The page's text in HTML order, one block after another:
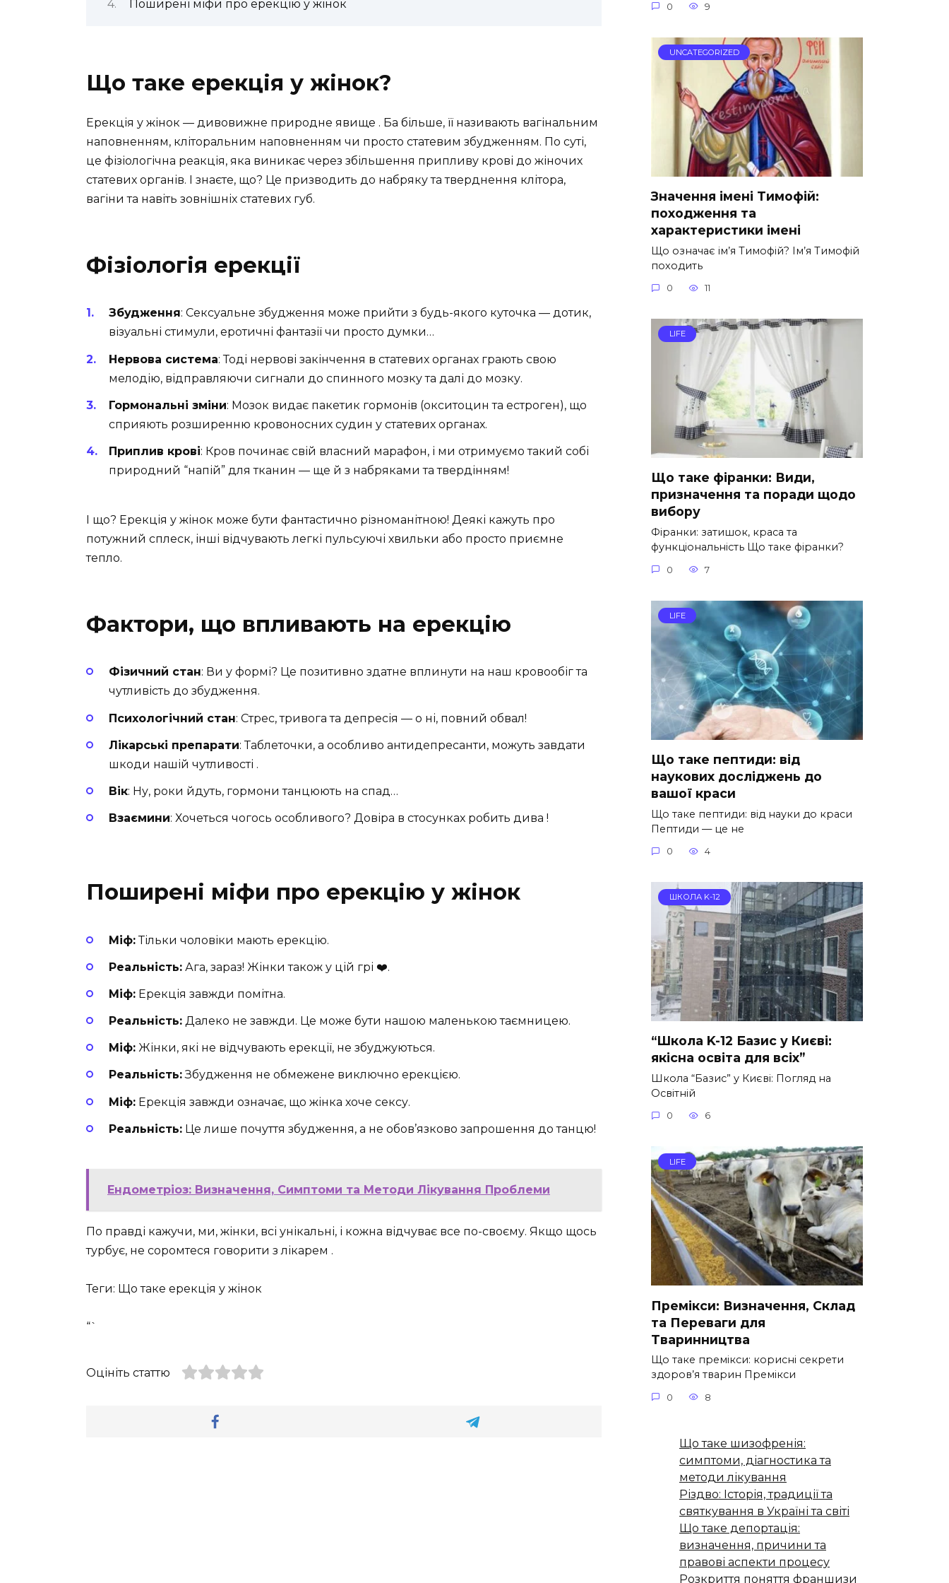
Поширені міфи про ерекцію у жінок
Що таке ерекція у жінок?
Ерекція у жінок — дивовижне природне явище . Ба більше, її називають вагінальним
наповненням, кліторальним наповненням чи просто статевим збудженням. По суті,
це фізіологічна реакція, яка виникає через збільшення припливу крові до жіночих
статевих органів. І знаєте, що? Це призводить до набряку та тверднення клітора,
вагіни та навіть зовнішніх статевих губ.
Фізіологія ерекції
Збудження: Сексуальне збудження може прийти з будь-якого куточка — дотик,
візуальні стимули, еротичні фантазії чи просто думки…
Нервова система: Тоді нервові закінчення в статевих органах грають свою
мелодію, відправляючи сигнали до спинного мозку та далі до мозку.
Гормональні зміни: Мозок видає пакетик гормонів (окситоцин та естроген), що
сприяють розширенню кровоносних судин у статевих органах.
Приплив крові: Кров починає свій власний марафон, і ми отримуємо такий собі
природний “напій” для тканин — ще й з набряками та твердінням!
І що? Ерекція у жінок може бути фантастично різноманітною! Деякі кажуть про
потужний сплеск, інші відчувають легкі пульсуючі хвильки або просто приємне
тепло.
Фактори, що впливають на ерекцію
Фізичний стан: Ви у формі? Це позитивно здатне вплинути на наш кровообіг та
чутливість до збудження.
Психологічний стан: Стрес, тривога та депресія — о ні, повний обвал!
Лікарські препарати: Таблеточки, а особливо антидепресанти, можуть завдати
шкоди нашій чутливості .
Вік: Ну, роки йдуть, гормони танцюють на спад…
Взаємини: Хочеться чогось особливого? Довіра в стосунках робить дива !
Поширені міфи про ерекцію у жінок
Міф:Тільки чоловіки мають ерекцію.
Реальність: Ага, зараз! Жінки також у цій грі ❤️.
Міф: Ерекція завжди помітна.
Реальність: Далеко не завжди. Це може бути нашою маленькою таємницею.
Міф: Жінки, які не відчувають ерекції, не збуджуються.
Реальність:Збудження не обмежене виключно ерекцією.
Міф: Ерекція завжди означає, що жінка хоче сексу.
Реальність: Це лише почуття збудження, а не обов’язково запрошення до танцю!
Ендометріоз: Визначення, Симптоми та Методи Лікування Проблеми
По правді кажучи, ми, жінки, всі унікальні, і кожна відчуває все по-своєму. Якщо щось
турбує, не соромтеся говорити з лікарем .
Теги: Що таке ерекція у жінок
“`
Оцініть статтю
0 9
UNCATEGORIZED
Значення імені Тимофій:
походження та
характеристики імені
Що означає ім’я Тимофій? Ім’я Тимофій
походить
0 11
LIFE
Що таке фіранки: Види,
призначення та поради щодо
вибору
Фіранки: затишок, краса та
функціональність Що таке фіранки?
0 7
LIFE
Що таке пептиди: від
наукових досліджень до
вашої краси
Що таке пептиди: від науки до краси
Пептиди — це не
0 4
ШКОЛА K-12
“Школа K-12 Базис у Києві:
якісна освіта для всіх”
Школа “Базис” у Києві: Погляд на
Освітній
0 6
LIFE
Премікси: Визначення, Склад
та Переваги для
Тваринництва
Що таке премікси: корисні секрети
здоров’я тварин Премікси
0 8
Що таке шизофренія:
симптоми, діагностика та
методи лікування
Різдво: Історія, традиції та
святкування в Україні та світі
Що таке депортація:
визначення, причини та
правові аспекти процесу
Розкриття поняття франшизи